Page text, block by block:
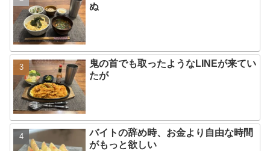
ぬ
鬼の首でも取ったようなLINEが来てい
たが
バイトの辞め時、お金より自由な時間
がもっと欲しい